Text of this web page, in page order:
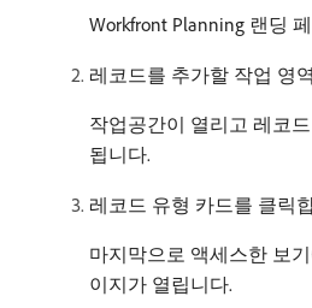
Workfront Planning 랜딩
레코드를 추가할 작업 영
작업공간이 열리고 레코
됩니다.
레코드 유형 카드를 클릭
마지막으로 액세스한 보
이지가 열립니다.